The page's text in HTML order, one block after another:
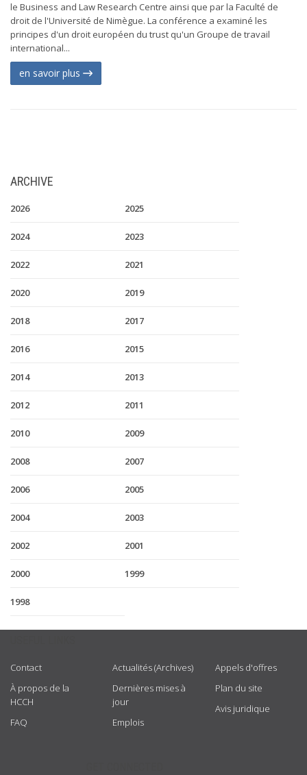
le Business and Law Research Centre ainsi que par la Faculté de
droit de l'Université de Nimègue. La conférence a examiné les
principes d'un droit européen du trust qu'un Groupe de travail
international...
en savoir plus
ARCHIVE
2026 2025
2024 2023
2022 2021
2020 2019
2018 2017
2016 2015
2014 2013
2012 2011
2010 2009
2008 2007
2006 2005
2004 2003
2002 2001
2000 1999
1998
Contact
À propos de la
HCCH
FAQ
Actualités (Archives)
Dernières mises à
jour
Emplois
Appels d'offres
Plan du site
Avis juridique